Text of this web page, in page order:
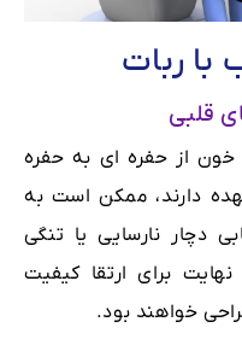
با ربات
از حفره ای به حفره
دارند، ممکن است به
دچار نارسایی یا تنگی
برای ارتقا کیفیت
خواهند بود.